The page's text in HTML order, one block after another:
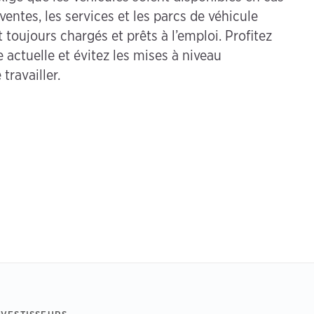
les services et les parcs de véhicule
chargés et prêts à l’emploi. Profitez
et évitez les mises à niveau
travailler.